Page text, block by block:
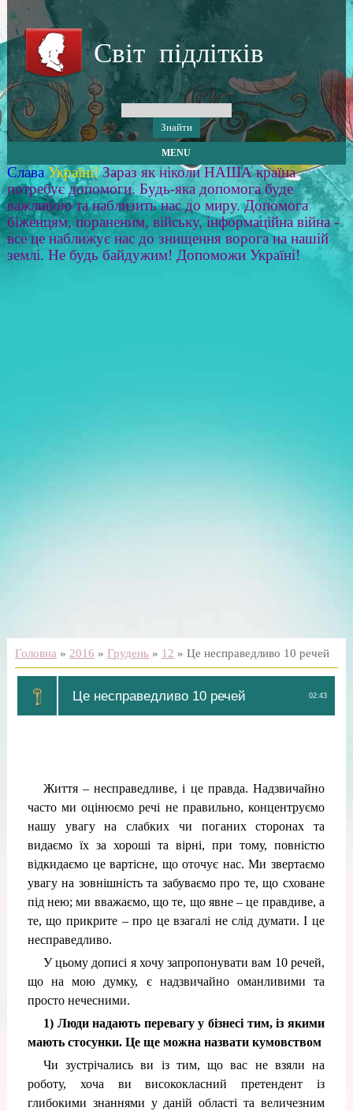
Світ підлітків
MENU
Слава Україні! Зараз як ніколи НАША країна
потребує допомоги. Будь-яка допомога буде
важливою та наблизить нас до миру. Допомога
біженцям, пораненим, війську, інформаційна війна -
все це наближує нас до знищення ворога на нашій
землі. Не будь байдужим! Допоможи Україні!
Головна » 2016 » Грудень » 12 » Це несправедливо 10 речей
02:43
Це несправедливо 10 речей
Життя – несправедливе, і це правда. Надзвичайно
часто ми оцінюємо речі не правильно, концентруємо
нашу увагу на слабких чи поганих сторонах та
видаємо їх за хороші та вірні, при тому, повністю
відкидаємо це вартісне, що оточує нас. Ми звертаємо
увагу на зовнішність та забуваємо про те, що сховане
під нею; ми вважаємо, що те, що явне – це правдиве, а
те, що прикрите – про це взагалі не слід думати. І це
несправедливо.
У цьому дописі я хочу запропонувати вам 10 речей,
що на мою думку, є надзвичайно оманливими та
просто нечесними.
1) Люди надають перевагу у бізнесі тим, із якими
мають стосунки. Це ще можна назвати кумовством
Чи зустрічались ви із тим, що вас не взяли на
роботу, хоча ви висококласний претендент із
глибокими знаннями у даній області та величезним